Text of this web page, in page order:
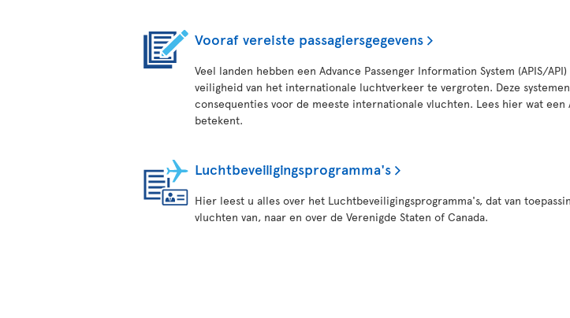
Vooraf vereiste passagiersgegevens
Veel landen hebben een Advance Passenger Information System (APIS/
veiligheid van het internationale luchtverkeer te vergroten. Deze
consequenties voor de meeste internationale vluchten. Lees hier wat een
betekent.
Luchtbeveiligingsprogramma's
Hier leest u alles over het Luchtbeveiligingsprogramma's, dat van
vluchten van, naar en over de Verenigde Staten of Canada.